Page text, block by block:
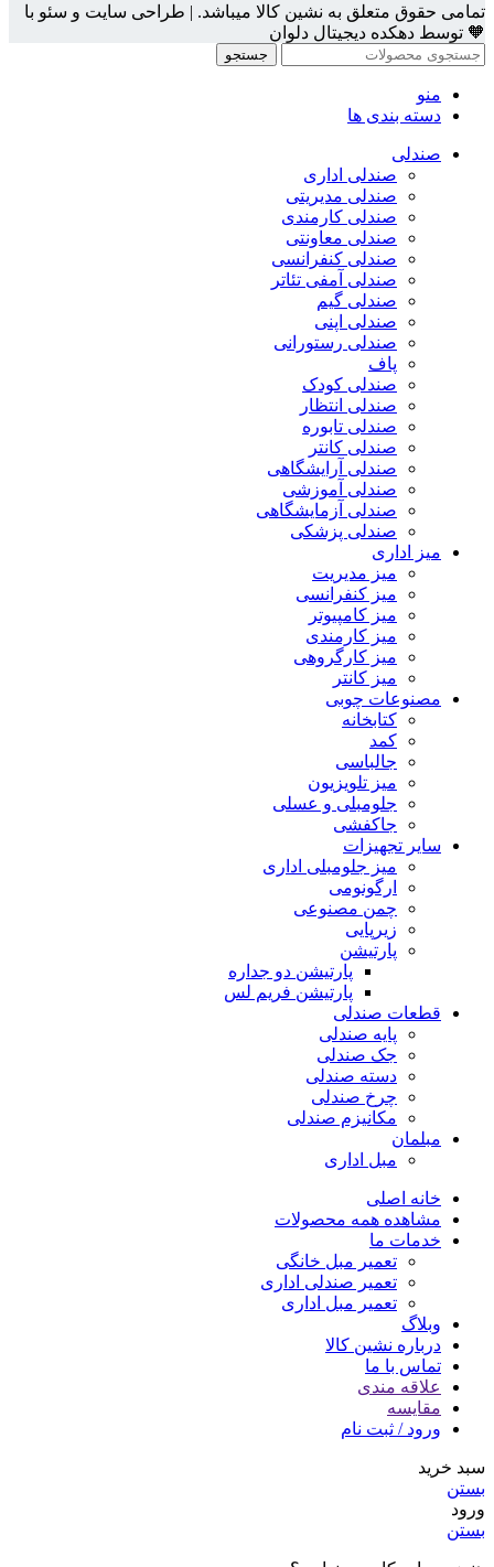
تمامی حقوق متعلق به نشین کالا میباشد. | طراحی سایت و سئو با
🧡 توسط دهکده دیجیتال دلوان
جستجو
منو
دسته بندی ها
صندلی
صندلی اداری
صندلی مدیریتی
صندلی کارمندی
صندلی معاونتی
صندلی کنفرانسی
صندلی آمفی تئاتر
صندلی گیم
صندلی اپنی
صندلی رستورانی
پاف
صندلی کودک
صندلی انتظار
صندلی تابوره
صندلی کانتر
صندلی آرایشگاهی
صندلی آموزشی
صندلی آزمایشگاهی
صندلی پزشکی
میز اداری
میز مدیریت
میز کنفرانسی
میز کامپیوتر
میز کارمندی
میز کارگروهی
میز کانتر
مصنوعات چوبی
کتابخانه
کمد
جالباسی
میز تلویزیون
جلومبلی و عسلی
جاکفشی
سایر تجهیزات
میز جلومبلی اداری
ارگونومی
چمن مصنوعی
زیرپایی
پارتیشن
پارتیشن دو جداره
پارتیشن فریم لس
قطعات صندلی
پایه صندلی
جک صندلی
دسته صندلی
چرخ صندلی
مکانیزم صندلی
مبلمان
مبل اداری
خانه اصلی
مشاهده همه محصولات
خدمات ما
تعمیر مبل خانگی
تعمیر صندلی اداری
تعمیر مبل اداری
وبلاگ
درباره نشین کالا
تماس با ما
علاقه مندی
مقایسه
ورود / ثبت نام
سبد خرید
بستن
ورود
بستن